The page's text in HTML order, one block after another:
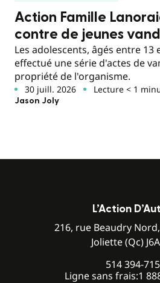
Action Famille
contre de jeunes
Les adolescents, âgés entre 13
effectué une série d'actes de
propriété de l'organisme.
30 juill. 2026 Lecture < 1
Jason Joly
L’Action
216, rue Beaudry
Joliette (Qc)
514 394-
Ligne sans frais:1